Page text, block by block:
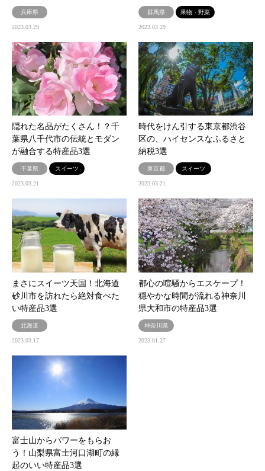
兵庫県
2023.03.29
群馬県 果物・野菜
2023.03.29
隠れた名品がたくさん！？千
葉県八千代市の伝統とモダン
が融合する特産品3選
千葉県 スイーツ
2023.03.21
時代をけん引する東京都渋谷
区の、ハイセンスなふるさと
納税3選
東京都 スイーツ
2023.03.21
まさにスイーツ天国！北海道
砂川市を訪れたら絶対食べた
い特産品3選
北海道
2023.03.17
都心の喧騒からエスケープ！
穏やかな時間が流れる神奈川
県大和市の特産品3選
神奈川県
2023.01.27
富士山からパワーをもらお
う！山梨県富士河口湖町の縁
起のいい特産品3選